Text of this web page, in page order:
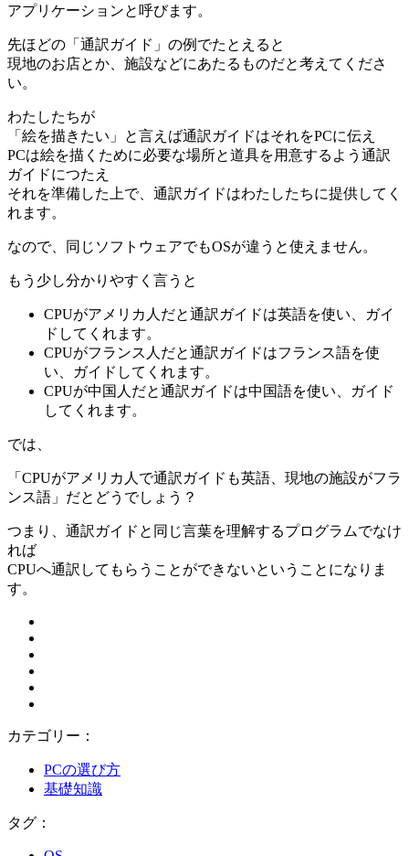
アプリケーションと呼びます。
先ほどの「通訳ガイド」の例でたとえると
現地のお店とか、施設などにあたるものだと考えてくださ
い。
わたしたちが
「絵を描きたい」と言えば通訳ガイドはそれをPCに伝え
PCは絵を描くために必要な場所と道具を用意するよう通訳
ガイドにつたえ
それを準備した上で、通訳ガイドはわたしたちに提供してく
れます。
なので、同じソフトウェアでもOSが違うと使えません。
もう少し分かりやすく言うと
CPUがアメリカ人だと通訳ガイドは英語を使い、ガイ
ドしてくれます。
CPUがフランス人だと通訳ガイドはフランス語を使
い、ガイドしてくれます。
CPUが中国人だと通訳ガイドは中国語を使い、ガイド
してくれます。
では、
「CPUがアメリカ人で通訳ガイドも英語、現地の施設がフラ
ンス語」だとどうでしょう？
つまり、通訳ガイドと同じ言葉を理解するプログラムでなけ
れば
CPUへ通訳してもらうことができないということになりま
す。
カテゴリー：
PCの選び方
基礎知識
タグ：